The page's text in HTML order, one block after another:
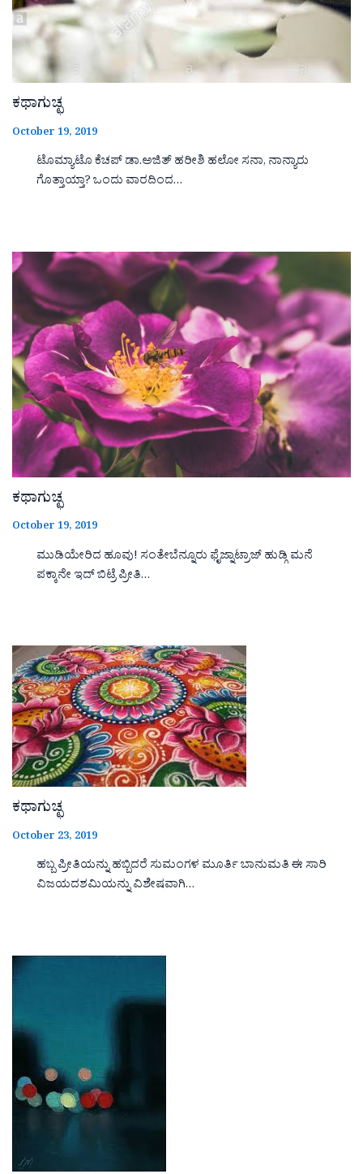
ಕಥಾಗುಚ್ಛ
October 19, 2019
ಟೊಮ್ಯಾಟೊ ಕೆಚಪ್ ಡಾ.ಅಜಿತ್ ಹರೀಶಿ ಹಲೋ ಸನಾ, ನಾನ್ಯಾರು
ಗೊತ್ತಾಯ್ತಾ? ಒಂದು ವಾರದಿಂದ…
ಕಥಾಗುಚ್ಛ
October 19, 2019
ಮುಡಿಯೇರಿದ ಹೂವು! ಸಂತೇಬೆನ್ನೂರು ಫೈಜ್ನಾಟ್ರಾಜ್ ಹುಡ್ಗಿ ಮನೆ
ಪಕ್ಕಾನೇ ಇದ್ ಬಿಟ್ರೆ ಪ್ರೀತಿ…
ಕಥಾಗುಚ್ಛ
October 23, 2019
ಹಬ್ಬ ಪ್ರೀತಿಯನ್ನು ಹಬ್ಬಿದರೆ ಸುಮಂಗಳ ಮೂರ್ತಿ ಬಾನುಮತಿ ಈ ಸಾರಿ
ವಿಜಯದಶಮಿಯನ್ನು ವಿಶೇಷವಾಗಿ…